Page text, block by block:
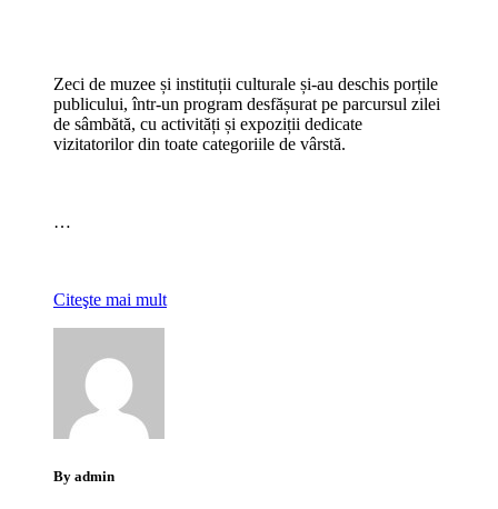
Zeci de muzee și instituții culturale și-au deschis porțile
publicului, într-un program desfășurat pe parcursul zilei
de sâmbătă, cu activități și expoziții dedicate
vizitatorilor din toate categoriile de vârstă.
…
Citeşte mai mult
By admin